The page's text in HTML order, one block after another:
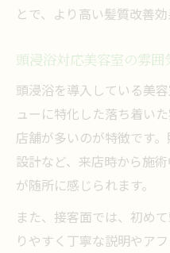
とで、より高い髪質改善
頭浸浴対応美容室の雰囲
頭浸浴を導入している美
ューに特化した落ち着い
店舗が多いのが特徴です
設計など、来店時から施
が随所に感じられます。
また、接客面では、初め
りやすく丁寧な説明やア